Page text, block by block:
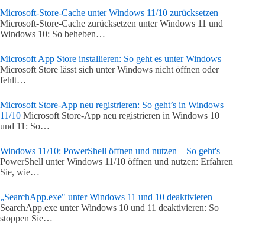
Microsoft-Store-Cache unter Windows 11/10 zurücksetzen
Microsoft-Store-Cache zurücksetzen unter Windows 11 und
Windows 10: So beheben…
Microsoft App Store installieren: So geht es unter Windows
Microsoft Store lässt sich unter Windows nicht öffnen oder
fehlt…
Microsoft Store-App neu registrieren: So geht’s in Windows
11/10 Microsoft Store-App neu registrieren in Windows 10
und 11: So…
Windows 11/10: PowerShell öffnen und nutzen – So geht's
PowerShell unter Windows 11/10 öffnen und nutzen: Erfahren
Sie, wie…
„SearchApp.exe" unter Windows 11 und 10 deaktivieren
SearchApp.exe unter Windows 10 und 11 deaktivieren: So
stoppen Sie…